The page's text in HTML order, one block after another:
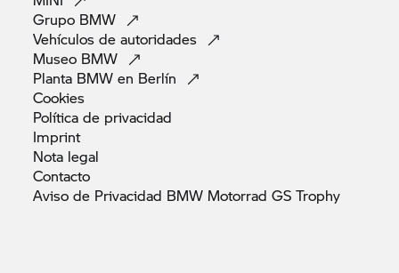
Grupo BMW
Vehículos deautoridades
Museo BMW
Planta BMW en Berlín
Cookies
Política de privacidad
Imprint
Nota legal
Contacto
Aviso de Privacidad BMW Motorrad GSTrophy